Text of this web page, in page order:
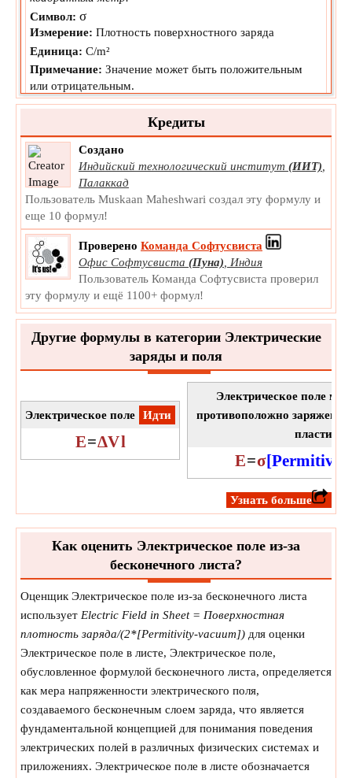
Символ: σ
Измерение: Плотность поверхностного заряда
Единица: C/m²
Примечание: Значение может быть положительным
или отрицательным.
Кредиты
Создано
Индийский технологический институт (ИИТ)
Палаккад
Пользователь Muskaan Maheshwari создал эту формулу и
еще 10 формул!
Проверено Команда Софтусвиста
Офис Софтусвиста (Пуна)
Индия
Пользователь Команда Софтусвиста проверил
эту формулу и ещё 1100+ формул!
Другие формулы в категории Электрические
заряды и поля
​Идти
Электрическое поле
E=ΔVl
Электрическое поле
противоположно
E=σ
​Узнать больше
Как оценить Электрическое поле из-за
бесконечного листа?
Оценщик Электрическое поле из-за бесконечного листа
использует Electric Field in Sheet = Поверхностная
плотность заряда/(2*[Permitivity-vacuum]) для оценки
Электрическое поле в листе, Электрическое поле,
обусловленное формулой бесконечного листа, определяется
как мера напряженности электрического поля,
создаваемого бесконечным слоем заряда, что является
фундаментальной концепцией для понимания поведения
электрических полей в различных физических системах и
приложениях. Электрическое поле в листе обозначается